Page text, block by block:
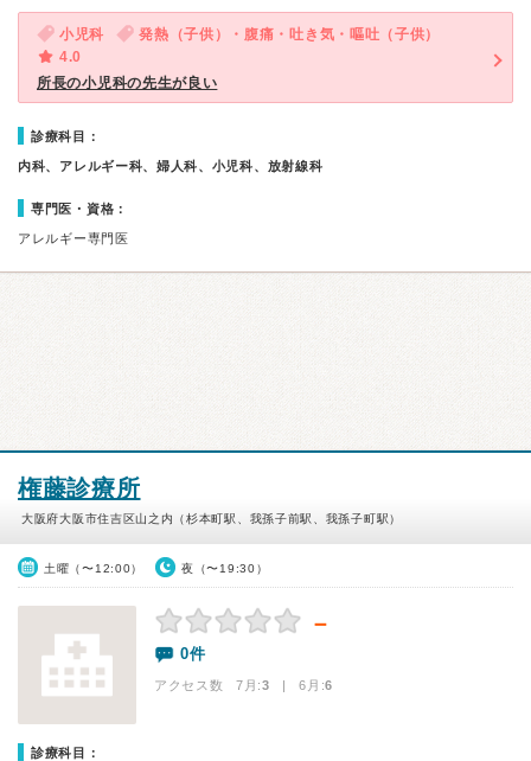
小児科
発熱（子供）・腹痛・吐き気・嘔吐（子供）
4.0
所長の小児科の先生が良い
診療科目：
内科、アレルギー科、婦人科、小児科、放射線科
専門医・資格：
アレルギー専門医
権藤診療所
大阪府大阪市住吉区山之内（杉本町駅、我孫子前駅、我孫子町駅）
土曜（〜12:00） 夜（〜19:30）
－
0件
アクセス数 7月:3 | 6月:6
診療科目：